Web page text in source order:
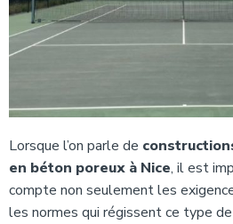
Lorsque l’on parle de
en béton poreux à Nice, il est
compte non seulement les
les normes qui régissent ce type